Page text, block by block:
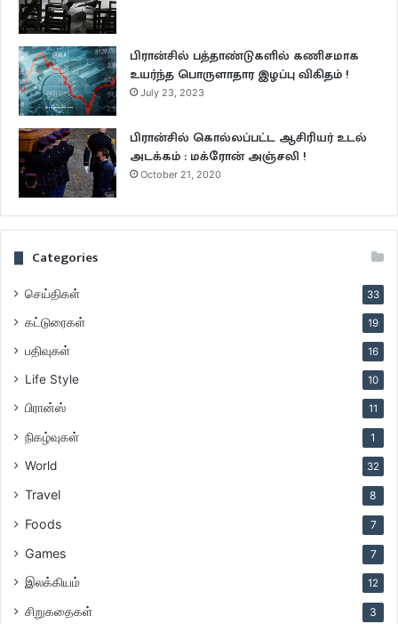
பிரான்சில் பத்தாண்டுகளில் கணிசமாக
உயர்ந்த பொருளாதார இழப்பு விகிதம் !
July 23, 2023
பிரான்சில் கொல்லப்பட்ட ஆசிரியர் உடல்
அடக்கம் : மக்ரோன் அஞ்சலி !
October 21, 2020
Categories
செய்திகள் 33
கட்டுரைகள் 19
பதிவுகள் 16
Life Style 10
பிரான்ஸ் 11
நிகழ்வுகள் 1
World 32
Travel 8
Foods 7
Games 7
இலக்கியம் 12
சிறுகதைகள் 3